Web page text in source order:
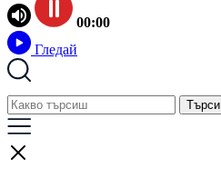
00:00
Гледай